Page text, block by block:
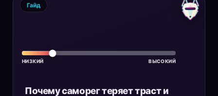
НИЗКИЙ ВЫСОКИЙ
Гайд
Почему саморег теряет траст и